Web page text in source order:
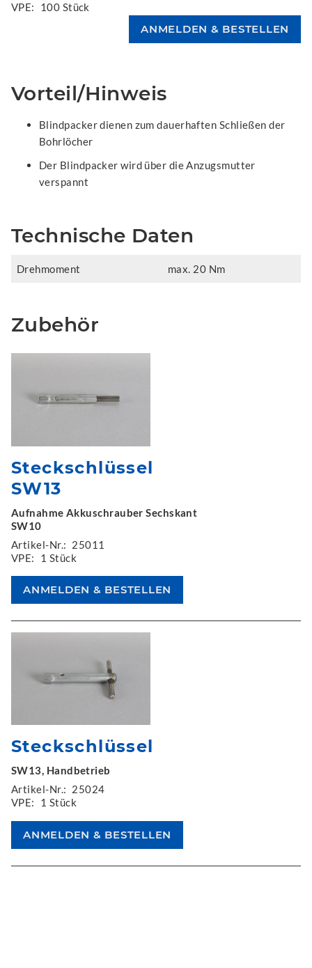
VPE:
100 Stück
Vorteil/Hinweis
Blindpacker dienen zum dauerhaften Schließen der
Bohrlöcher
Der Blindpacker wird über die Anzugsmutter
verspannt
Technische Daten
Drehmoment max. 20 Nm
Zubehör
Steckschlüssel
SW13
Aufnahme Akkuschrauber Sechskant
SW10
Artikel-Nr.: 25011
VPE:
1 Stück
Steckschlüssel
SW13, Handbetrieb
Artikel-Nr.: 25024
VPE:
1 Stück